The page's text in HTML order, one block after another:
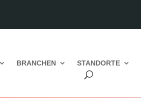
BRANCHEN STANDORTE